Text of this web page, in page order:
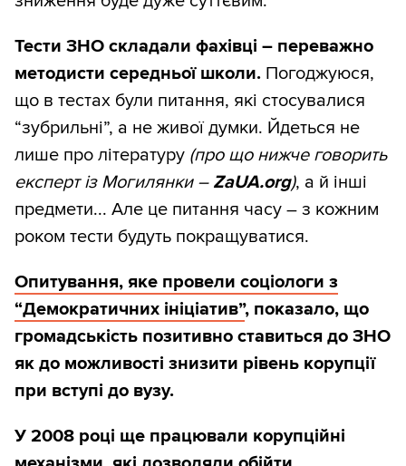
Тести ЗНО складали фахівці – переважно
методисти середньої школи. Погоджуюся,
що в тестах були питання, які стосувалися
“зубрильні”, а не живої думки. Йдеться не
лише про літературу (про що нижче говорить
експерт із Могилянки – ZaUA.org), а й інші
предмети... Але це питання часу – з кожним
роком тести будуть покращуватися.
Опитування, яке провели соціологи з
“Демократичних ініціатив”, показало, що
громадськість позитивно ставиться до ЗНО
як до можливості знизити рівень корупції
при вступі до вузу.
У 2008 році ще працювали корупційні